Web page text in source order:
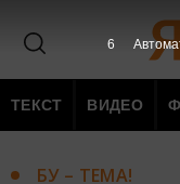
ТЕКСТ ВИДЕО
БУ – ТЕМА!
5